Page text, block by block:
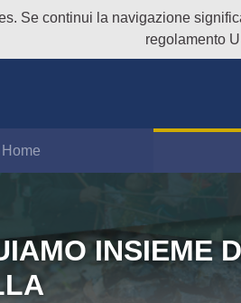
Se continui la navigazione
regolamento
Home
INSIEME